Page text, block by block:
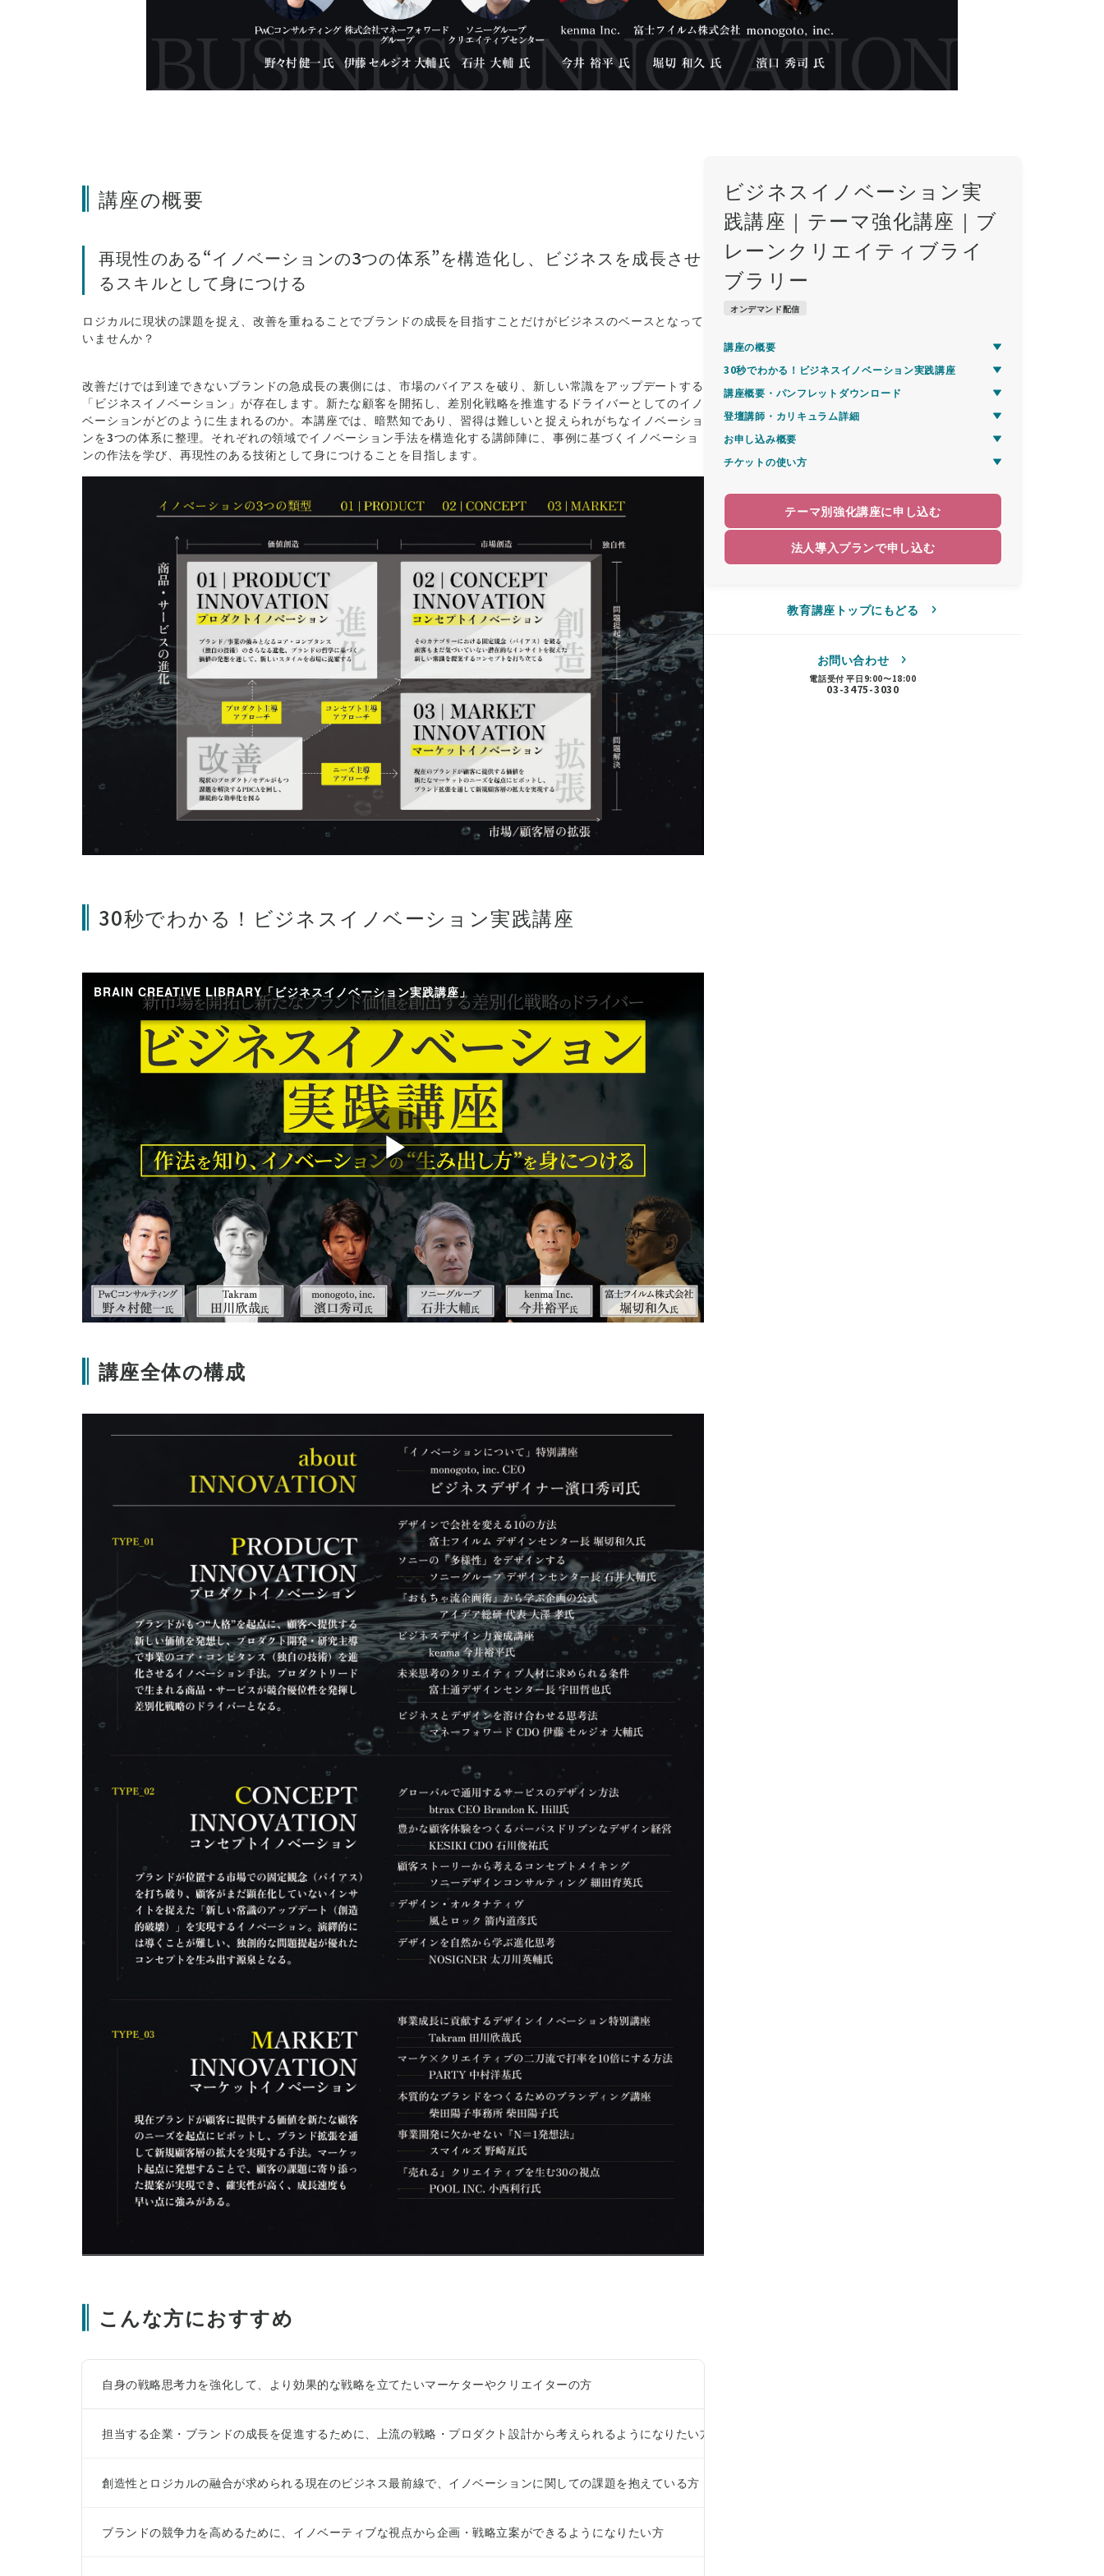
講座の概要
再現性のある“イノベーションの3つの体系”を構造化し、ビジネスを成長させ
るスキルとして身につける
ロジカルに現状の課題を捉え、改善を重ねることでブランドの成長を目指すことだけがビジネスのベースとなって
いませんか？
改善だけでは到達できないブランドの急成長の裏側には、市場のバイアスを破り、新しい常識をアップデートする
「ビジネスイノベーション」が存在します。新たな顧客を開拓し、差別化戦略を推進するドライバーとしてのイノ
ベーションがどのように生まれるのか。本講座では、暗黙知であり、習得は難しいと捉えられがちなイノベーショ
ンを3つの体系に整理。それぞれの領域でイノベーション手法を構造化する講師陣に、事例に基づくイノベーショ
ンの作法を学び、再現性のある技術として身につけることを目指します。
30秒でわかる！ビジネスイノベーション実践講座
講座全体の構成
こんな方におすすめ
自身の戦略思考力を強化して、より効果的な戦略を立てたいマーケターやクリエイターの方
担当する企業・ブランドの成長を促進するために、上流の戦略・プロダクト設計から考えられるようになりたい方
創造性とロジカルの融合が求められる現在のビジネス最前線で、イノベーションに関しての課題を抱えている方
ブランドの競争力を高めるために、イノベーティブな視点から企画・戦略立案ができるようになりたい方
ビジネスイノベーション実
践講座｜テーマ強化講座｜ブ
レーンクリエイティブライ
ブラリー
オンデマンド配信
講座の概要
30秒でわかる！ビジネスイノベーション実践講座
講座概要・パンフレットダウンロード
登壇講師・カリキュラム詳細
お申し込み概要
チケットの使い方
テーマ別強化講座に申し込む
法人導入プランで申し込む
教育講座トップにもどる
お問い合わせ
電話受付 平日9:00〜18:00
03-3475-3030